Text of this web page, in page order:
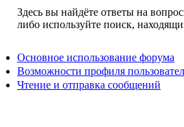
Здесь вы найдёте ответы на
либо используйте поиск,
Основное использование форума
Возможности профиля
Чтение и отправка сообщений